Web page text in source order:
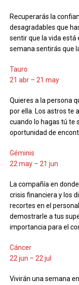
Recuperarás la
desagradables que
sentir que la vida está
semana sentirás que
Tauro
21 abr – 21 may
Quieres a la persona
por ella. Los astros te
cuando lo hagas tú te
oportunidad de
Géminis
22 may – 21 jun
La compañía en
crisis financiera y los
recortes en el
demostrarle a tus
importancia para el
Cáncer
22 jun – 22 jul
Vivirán una semana